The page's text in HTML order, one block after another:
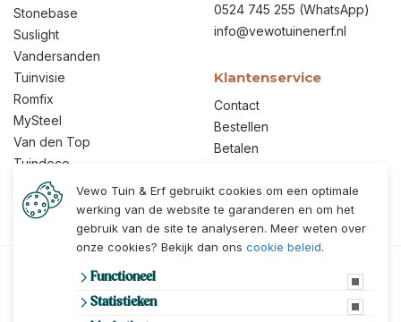
Stonebase
Suslight
Vandersanden
Tuinvisie
Romfix
MySteel
Van den Top
Tuindeco
0524 745 255 (WhatsApp)
info@vewotuinenerf.nl
Klantenservice
Contact
Bestellen
Betalen
Ruilen & retouren
Garantie
Veelgestelde vragen
© 2026 Vewo Tuin & Erf
privacy verklaring
cookies
Onze schuttingvoorwaarden
Vewo Tuin & Erf gebruikt cookies om een optimale
werking van de website te garanderen en om het
gebruik van de site te analyseren. Meer weten over
onze cookies? Bekijk dan ons cookie beleid.
Functioneel
Statistieken